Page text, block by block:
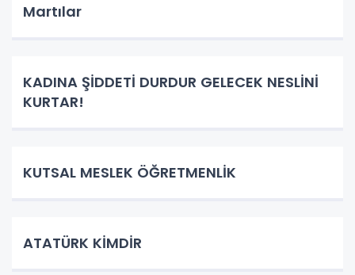
Martılar
KADINA ŞİDDETİ DURDUR GELECEK NESLİNİ
KURTAR!
KUTSAL MESLEK ÖĞRETMENLİK
ATATÜRK KİMDİR